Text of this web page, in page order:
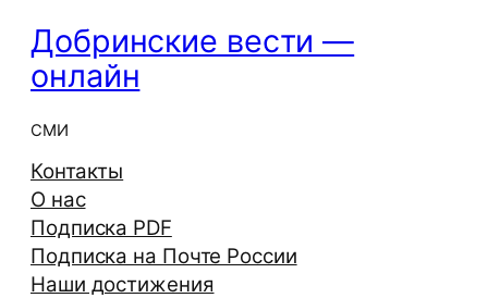
Добринские вести —
онлайн
СМИ
Контакты
О нас
Подписка PDF
Подписка на Почте России
Наши достижения